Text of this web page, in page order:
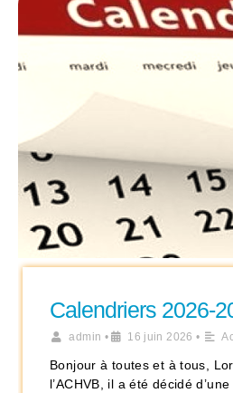
Calendriers 2026-
admin • 16 juin 2026 •
Bonjour à toutes et à tous,
l’ACHVB, il a été décidé